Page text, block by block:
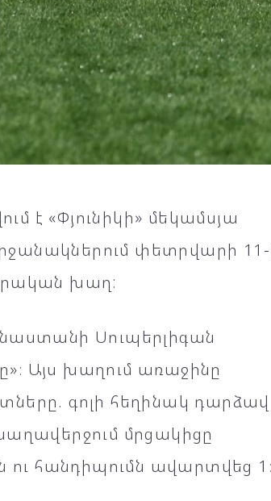
է «Փյունիկի» մեկամսյա
փետրվարի 11-
խաղ:
Սուպերլիգան
Այս խաղում առաջինը
գոլի հեղինակ դարձավ
մրցակիցը
հանդիպումն ավարտվեց